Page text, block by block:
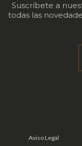
Suscríbete a
todas las
Aviso Legal